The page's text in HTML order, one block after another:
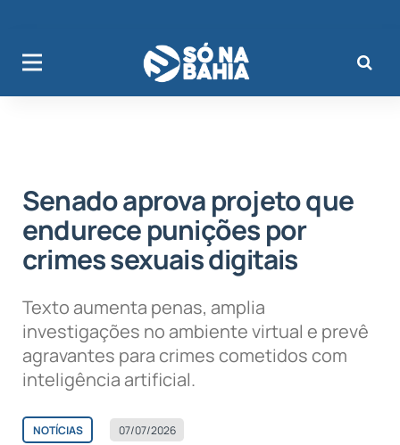
Senado aprova projeto que
endurece punições por
crimes sexuais digitais
Texto aumenta penas, amplia
investigações no ambiente virtual e prevê
agravantes para crimes cometidos com
inteligência artificial.
NOTÍCIAS 07/07/2026